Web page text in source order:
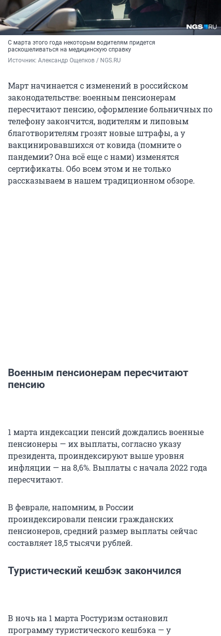
С марта этого года некоторым водителям придется
раскошеливаться на медицинскую справку
Источник: Александр Ощепков / NGS.RU
Март начинается с изменений в российском
законодательстве: военным пенсионерам
пересчитают пенсию, оформление больничных по
телефону закончится, водителям и липовым
благотворителям грозят новые штрафы, а у
вакцинировавшихся от ковида (помните о
пандемии? Она всё еще с нами) изменятся
сертификаты. Обо всем этом и не только
рассказываем в нашем традиционном обзоре.
Военным пенсионерам пересчитают
пенсию
1 марта индексации пенсий дождались военные
пенсионеры — их выплаты, согласно указу
президента, проиндексируют выше уровня
инфляции — на 8,6%. Выплаты с начала 2022 года
пересчитают.
В феврале, напомним, в России
проиндексировали пенсии гражданских
пенсионеров, средний размер выплаты сейчас
составляет 18,5 тысячи рублей.
Туристический кешбэк закончился
В ночь на 1 марта Ростуризм остановил
программу туристического кешбэка — у